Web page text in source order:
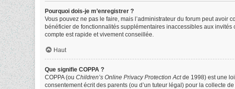
Pourquoi dois-je m’enregistrer ?
Vous pouvez ne pas le faire, mais l’administrateur du forum peut avoir
bénéficier de fonctionnalités supplémentaires inaccessibles aux invités
compte est rapide et vivement conseillée.
Haut
Que signifie COPPA ?
COPPA (ou Children’s Online Privacy Protection Actde 1998) est une
consentement écrit des parents (ou d’un tuteur légal) pour la collecte